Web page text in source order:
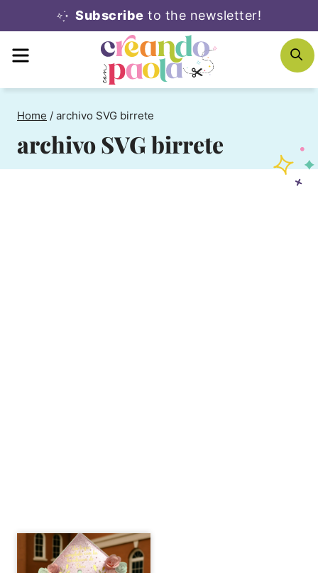
content
Subscribe to the newsletter!
MENU
Home / archivo SVG birrete
archivo SVG birrete